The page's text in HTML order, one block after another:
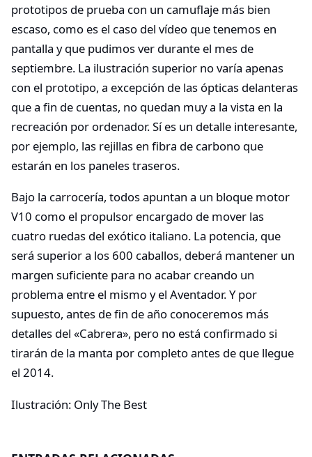
prototipos de prueba con un camuflaje más bien
escaso, como es el caso del vídeo que tenemos en
pantalla y que pudimos ver durante el mes de
septiembre. La ilustración superior no varía apenas
con el prototipo, a excepción de las ópticas delanteras
que a fin de cuentas, no quedan muy a la vista en la
recreación por ordenador. Sí es un detalle interesante,
por ejemplo, las rejillas en fibra de carbono que
estarán en los paneles traseros.
Bajo la carrocería, todos apuntan a un bloque motor
V10 como el propulsor encargado de mover las
cuatro ruedas del exótico italiano. La potencia, que
será superior a los 600 caballos, deberá mantener un
margen suficiente para no acabar creando un
problema entre el mismo y el Aventador. Y por
supuesto, antes de fin de año conoceremos más
detalles del «Cabrera», pero no está confirmado si
tirarán de la manta por completo antes de que llegue
el 2014.
Ilustración: Only The Best